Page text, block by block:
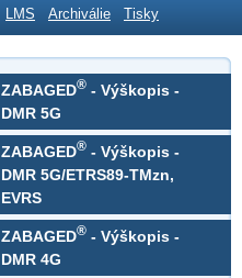
LMS Archiválie Tisky
ZABAGED® - Výškopis -
DMR 5G
ZABAGED® - Výškopis -
DMR 5G/ETRS89-TMzn,
EVRS
ZABAGED® - Výškopis -
DMR 4G